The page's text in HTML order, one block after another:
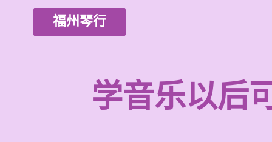
福州琴行
学音乐以后